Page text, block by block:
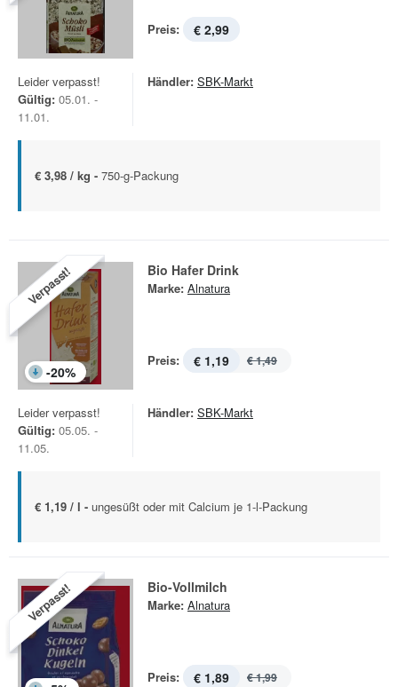
Preis: € 2,99
Leider verpasst!
Gültig: 05.01. -
11.01.
Händler: SBK-Markt
€ 3,98 / kg - 750-g-Packung
Verpasst!
-20%
Bio Hafer Drink
Marke: Alnatura
Preis: € 1,19 € 1,49
Leider verpasst!
Gültig: 05.05. -
11.05.
Händler: SBK-Markt
€ 1,19 / l - ungesüßt oder mit Calcium je 1-l-Packung
Verpasst! Bio-Vollmilch
Marke: Alnatura
Preis: € 1,89 € 1,99